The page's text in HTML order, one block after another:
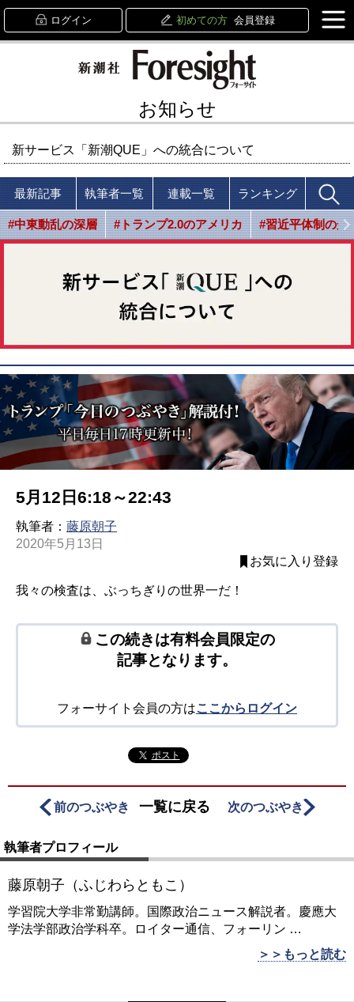
ログイン 初めての方 会員登録
お知らせ
新サービス「新潮QUE」への統合について
最新記事 執筆者一覧 連載一覧 ランキング
#中東動乱の深層 #トランプ2.0のアメリカ #習近平体制の光
5月12日6:18～22:43
執筆者： 藤原朝子
2020年5月13日
お気に入り登録
我々の検査は、ぶっちぎりの世界一だ！
この続きは有料会員限定の
記事となります。
フォーサイト会員の方はここからログイン
ポスト
前のつぶやき 一覧に戻る 次のつぶやき
執筆者プロフィール
藤原朝子（ふじわらともこ）
学習院大学非常勤講師。国際政治ニュース解説者。慶應大
学法学部政治学科卒。ロイター通信、フォーリン …
＞＞もっと読む